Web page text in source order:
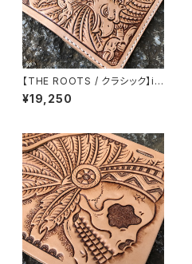
【THE ROOTS / クラシック】iP
hone各種対応 手帳型ケース
鷲/鷹/イーグルカービング イタ
¥19,250